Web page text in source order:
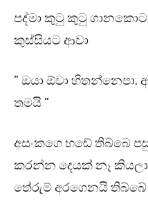
පද්මා කුටු කුටු
කුස්සියට ආවා
” ඔයා ඕවා
තමයි ”
අසංකගෙ හඬේ තිබ්බෙ
කරන්න දෙයක් නෑ
තේරුම් අරගෙනයි තිබ්බේ